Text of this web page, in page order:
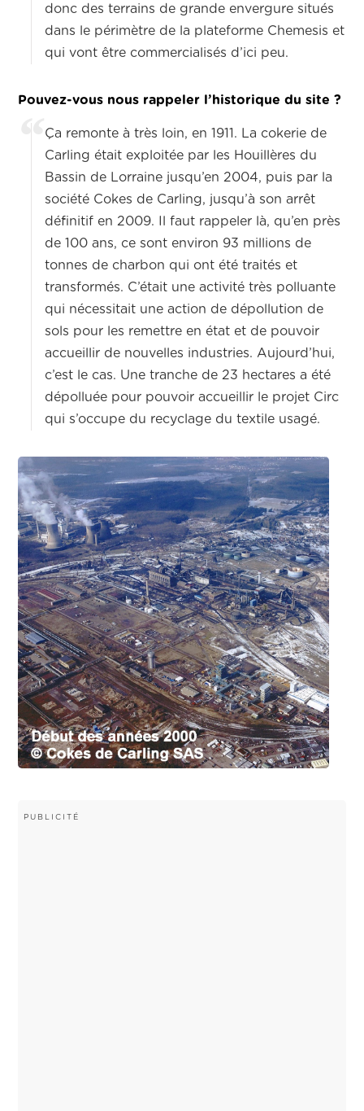
donc des terrains de grande envergure situés
dans le périmètre de la plateforme Chemesis et
qui vont être commercialisés d’ici peu.
Pouvez-vous nous rappeler l’historique du site ?
Ça remonte à très loin, en 1911. La cokerie de
Carling était exploitée par les Houillères du
Bassin de Lorraine jusqu’en 2004, puis par la
société Cokes de Carling, jusqu’à son arrêt
définitif en 2009. Il faut rappeler là, qu’en près
de 100 ans, ce sont environ 93 millions de
tonnes de charbon qui ont été traités et
transformés. C’était une activité très polluante
qui nécessitait une action de dépollution de
sols pour les remettre en état et de pouvoir
accueillir de nouvelles industries. Aujourd’hui,
c’est le cas. Une tranche de 23 hectares a été
dépolluée pour pouvoir accueillir le projet Circ
qui s’occupe du recyclage du textile usagé.